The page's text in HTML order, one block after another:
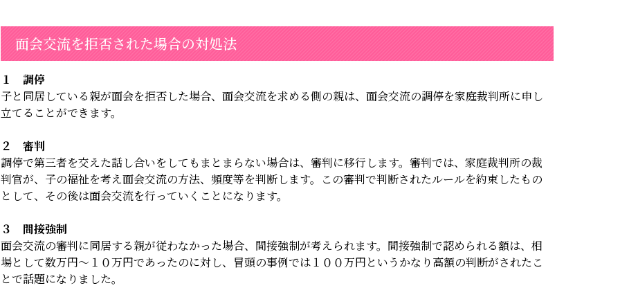
面会交流を拒否された場合の対処法
１ 調停
子と同居している親が面会を拒否した場合、面会交流を求める側の親は、面会交流の調停を家庭裁判所に申し
立てることができます。
２ 審判
調停で第三者を交えた話し合いをしてもまとまらない場合は、審判に移行します。審判では、家庭裁判所の裁
判官が、子の福祉を考え面会交流の方法、頻度等を判断します。この審判で判断されたルールを約束したもの
として、その後は面会交流を行っていくことになります。
３ 間接強制
面会交流の審判に同居する親が従わなかった場合、間接強制が考えられます。 間接強制で認められる額は、相
場として数万円～１０万円であったのに対し、冒頭の事例では１００万円というかなり高額の判断がされたこ
とで話題になりました。